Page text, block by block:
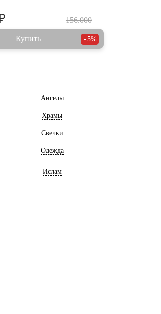
156.000
Купить 5%
Ангелы
Храмы
Свечки
Одежда
Ислам